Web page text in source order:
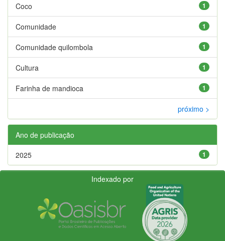
1
Coco
1
Comunidade
1
Comunidade quilombola
1
Cultura
1
Farinha de mandioca
próximo >
Ano de publicação
1
2025
Indexado por